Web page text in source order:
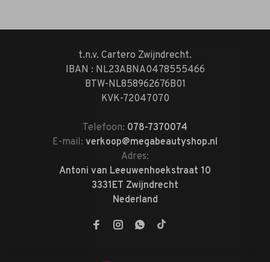
t.n.v. Cartero Zwijndrecht.
IBAN : NL23ABNA0478555466
BTW-NL858962676B01
KVK-72047070
Telefoon: 078-7370074
E-mail: verkoop@megabeautyshop.nl
Adres:
Antoni van Leeuwenhoekstraat 10
3331ET Zwijndrecht
Nederland